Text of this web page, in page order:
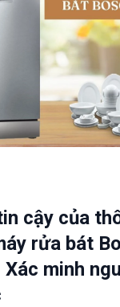
cậy của
rửa bát
Xác minh